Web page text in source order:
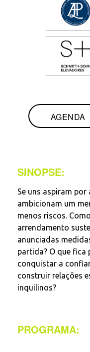
AGENDA
SINOPSE:
Se uns aspiram
ambicionam um
menos riscos.
arrendamento
anunciadas
partida? O que fica
conquistar a
construir relações
inquilinos?
PROGRAMA: